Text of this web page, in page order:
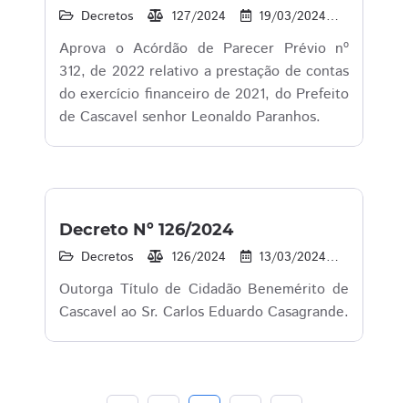
Decretos 127/2024 19/03/2024
Aprova o Acórdão de Parecer Prévio nº
312, de 2022 relativo a prestação de contas
do exercício financeiro de 2021, do Prefeito
de Cascavel senhor Leonaldo Paranhos.
Decreto Nº 126/2024
Decretos 126/2024 13/03/2024
Outorga Título de Cidadão Benemérito de
Cascavel ao Sr. Carlos Eduardo Casagrande.